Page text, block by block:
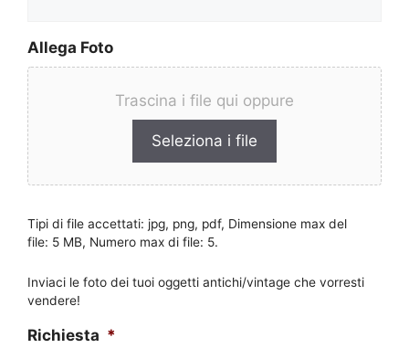
Allega Foto
Trascina i file qui oppure
Seleziona i file
Tipi di file accettati: jpg, png, pdf, Dimensione max del
file: 5 MB, Numero max di file: 5.
Inviaci le foto dei tuoi oggetti antichi/vintage che vorresti
vendere!
Richiesta *